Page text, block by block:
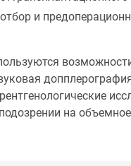
и
на